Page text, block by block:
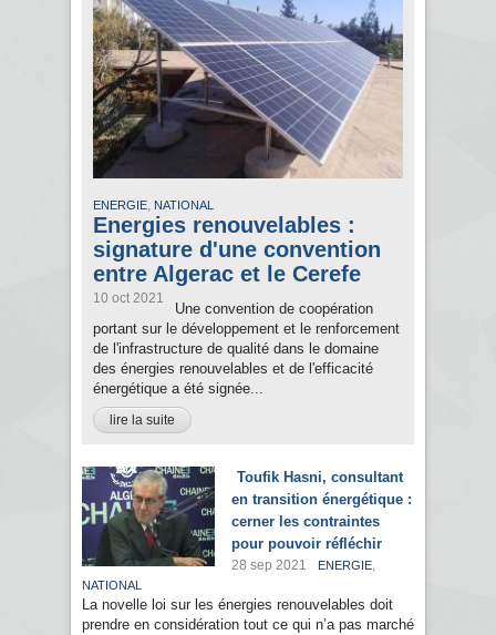
ENERGIE, NATIONAL
Energies renouvelables :
signature d'une convention
entre Algerac et le Cerefe
10 oct 2021
Une convention de coopération
portant sur le développement et le renforcement
de l'infrastructure de qualité dans le domaine
des énergies renouvelables et de l'efficacité
énergétique a été signée...
lire la suite
Toufik Hasni, consultant
en transition énergétique :
cerner les contraintes
pour pouvoir réfléchir
28 sep 2021 ENERGIE,
NATIONAL
La novelle loi sur les énergies renouvelables doit
prendre en considération tout ce qui n’a pas marché